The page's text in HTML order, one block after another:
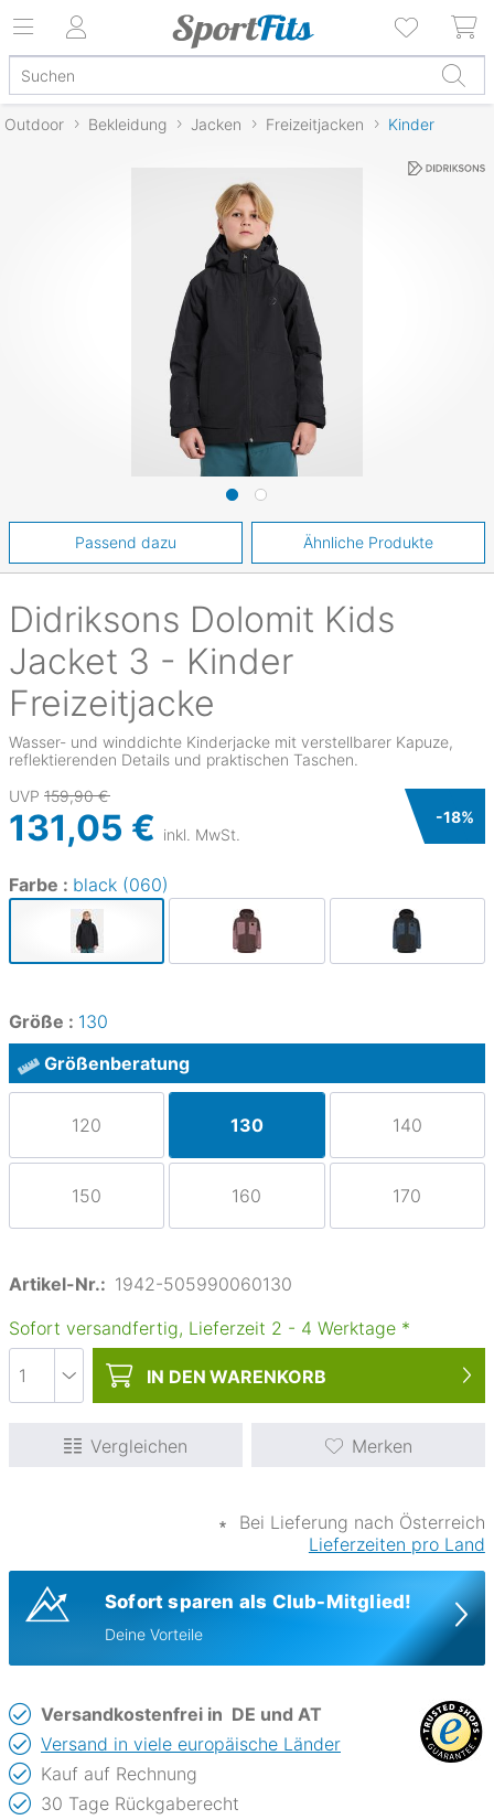
Outdoor Bekleidung Jacken Freizeitjacken Kinder
Didriksons Dolomit Kids
Jacket 3 - Kinder
Freizeitjacke
Wasser- und winddichte Kinderjacke mit verstellbarer Kapuze,
reflektierenden Details und praktischen Taschen.
UVP 159,90 €
131,05 € inkl. MwSt.
-18%
Farbe : black (060)
Größe : 130
Größenberatung
120 130 140
150 160 170
Artikel-Nr.: 1942-505990060130
Sofort versandfertig, Lieferzeit 2 - 4 Werktage *
IN DEN WARENKORB
Vergleichen Merken
∗
Bei Lieferung nach Österreich
Lieferzeiten pro Land
Sofort sparen als Club-Mitglied!
Deine Vorteile
Passend dazu Ähnliche Produkte
Versandkostenfrei in DE und AT
Versand in viele europäische Länder
Kauf auf Rechnung
30 Tage Rückgaberecht